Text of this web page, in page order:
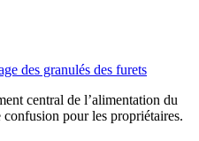
des granulés des furets
central de l’alimentation du
pour les propriétaires.